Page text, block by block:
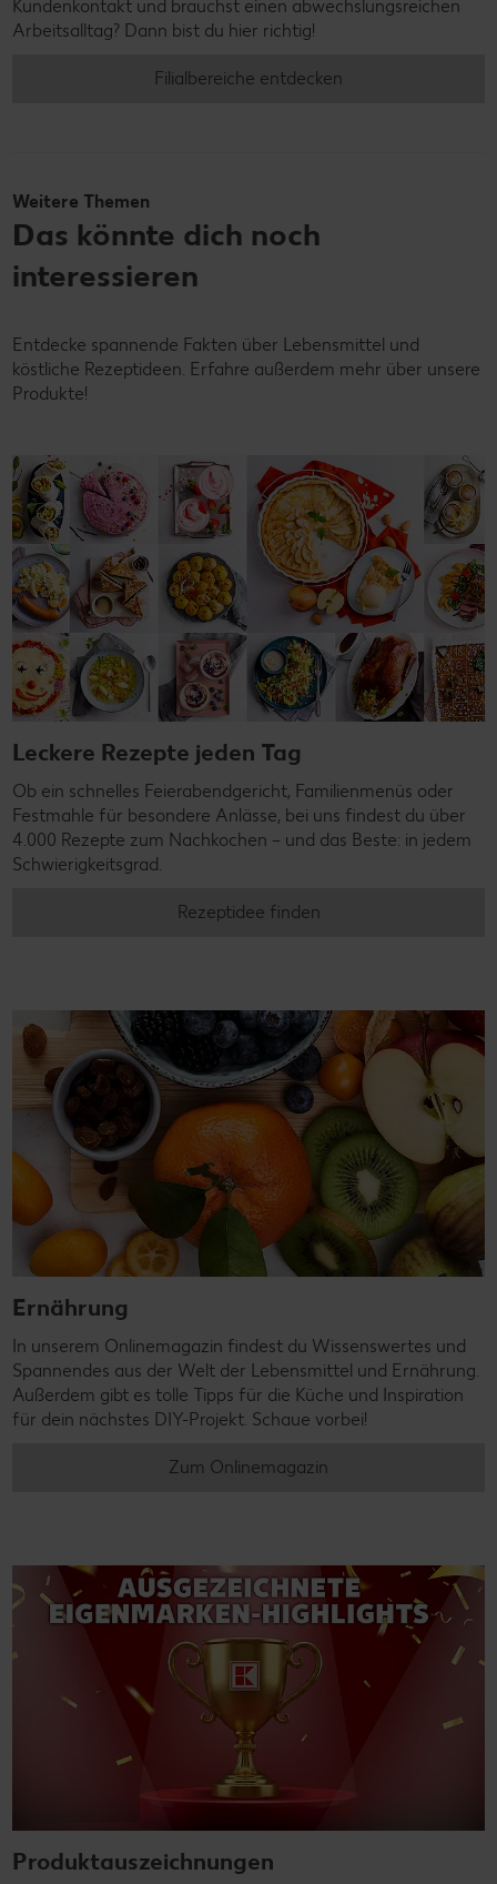
Kundenkontakt und brauchst einen abwechslungsreichen
Arbeitsalltag? Dann bist du hier richtig!
Filialbereiche entdecken
Weitere Themen
Das könnte dich noch
interessieren
Entdecke spannende Fakten über Lebensmittel und
köstliche Rezeptideen. Erfahre außerdem mehr über unsere
Produkte!
Leckere Rezepte jeden Tag
Ob ein schnelles Feierabendgericht, Familienmenüs oder
Festmahle für besondere Anlässe, bei uns findest du über
4.000 Rezepte zum Nachkochen – und das Beste: in jedem
Schwierigkeitsgrad.
Rezeptidee finden
Ernährung
In unserem Onlinemagazin findest du Wissenswertes und
Spannendes aus der Welt der Lebensmittel und Ernährung.
Außerdem gibt es tolle Tipps für die Küche und Inspiration
für dein nächstes DIY-Projekt. Schaue vorbei!
Zum Onlinemagazin
Produktauszeichnungen